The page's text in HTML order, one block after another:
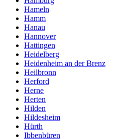
Hameln
Hamm
Hanau
Hannover
Hattingen
Heidelberg
Heidenheim an der Brenz
Heilbronn
Herford
Herne
Herten
Hilden
Hildesheim
Hürth
Ibbenbüren